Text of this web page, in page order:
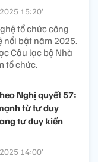
15:20’
tổ chức công
nổi bật năm 2025.
Câu lạc bộ Nhà
tổ chức.
Nghị quyết 57:
từ tư duy
tư duy kiến
14:00’